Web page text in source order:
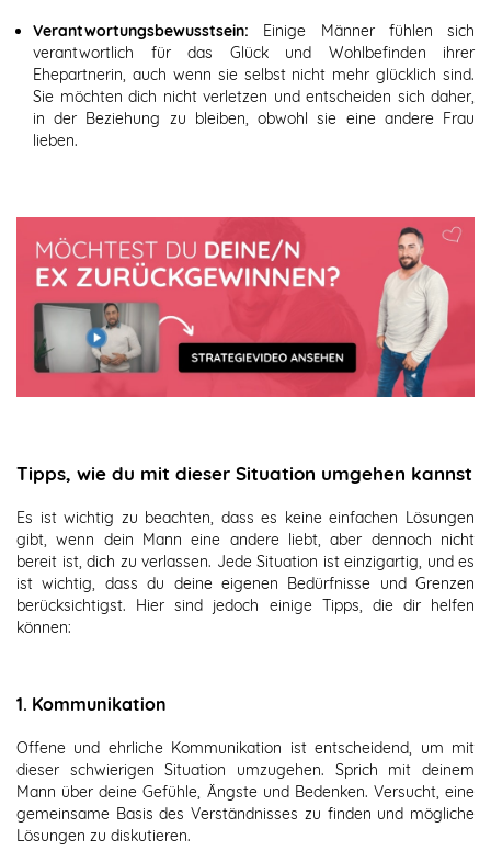
Verantwortungsbewusstsein: Einige Männer fühlen sich
verantwortlich für das Glück und Wohlbefinden ihrer
Ehepartnerin, auch wenn sie selbst nicht mehr glücklich sind.
Sie möchten dich nicht verletzen und entscheiden sich daher,
in der Beziehung zu bleiben, obwohl sie eine andere Frau
lieben.
Tipps, wie du mit dieser Situation umgehen kannst
Es ist wichtig zu beachten, dass es keine einfachen Lösungen
gibt, wenn dein Mann eine andere liebt, aber dennoch nicht
bereit ist, dich zu verlassen. Jede Situation ist einzigartig, und es
ist wichtig, dass du deine eigenen Bedürfnisse und Grenzen
berücksichtigst. Hier sind jedoch einige Tipps, die dir helfen
können:
1. Kommunikation
Offene und ehrliche Kommunikation ist entscheidend, um mit
dieser schwierigen Situation umzugehen. Sprich mit deinem
Mann über deine Gefühle, Ängste und Bedenken. Versucht, eine
gemeinsame Basis des Verständnisses zu finden und mögliche
Lösungen zu diskutieren.